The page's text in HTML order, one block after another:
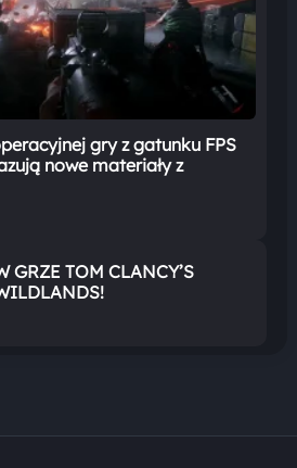
gry z gatunku FPS
nowe materiały z
GRZE TOM CLANCY’S